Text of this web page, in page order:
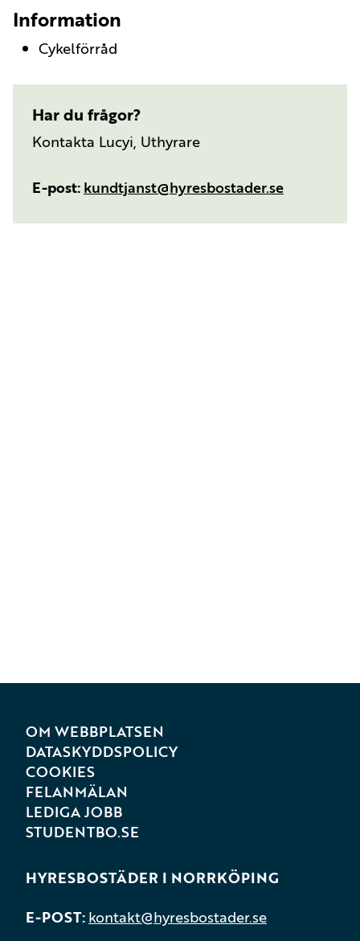
Information
Cykelförråd
Har du frågor?
Kontakta Lucyi, Uthyrare
E-post kundtjanst@hyresbostader.se
OM WEBBPLATSEN
DATASKYDDSPOLICY
COOKIES
FELANMÄLAN
LEDIGA JOBB
STUDENTBO.SE
HYRESBOSTÄDER I NORRKÖPING
E-POST kontakt@hyresbostader.se